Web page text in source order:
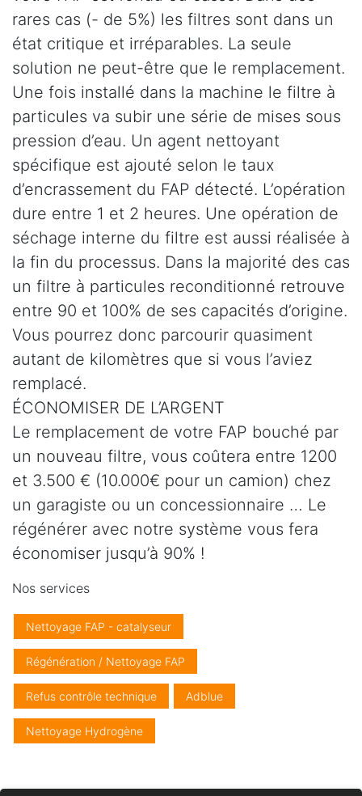
rares cas (- de 5%) les filtres sont dans un
état critique et irréparables. La seule
solution ne peut-être que le remplacement.
Une fois installé dans la machine le filtre à
particules va subir une série de mises sous
pression d’eau. Un agent nettoyant
spécifique est ajouté selon le taux
d’encrassement du FAP détecté. L’opération
dure entre 1 et 2 heures. Une opération de
séchage interne du filtre est aussi réalisée à
la fin du processus. Dans la majorité des cas
un filtre à particules reconditionné retrouve
entre 90 et 100% de ses capacités d’origine.
Vous pourrez donc parcourir quasiment
autant de kilomètres que si vous l’aviez
remplacé.
ÉCONOMISER DE L’ARGENT
Le remplacement de votre FAP bouché par
un nouveau filtre, vous coûtera entre 1200
et 3.500 € (10.000€ pour un camion) chez
un garagiste ou un concessionnaire … Le
régénérer avec notre système vous fera
économiser jusqu’à 90% !
Nos services
Nettoyage FAP - catalyseur
Régénération / Nettoyage FAP
Refus contrôle technique Adblue
Nettoyage Hydrogène